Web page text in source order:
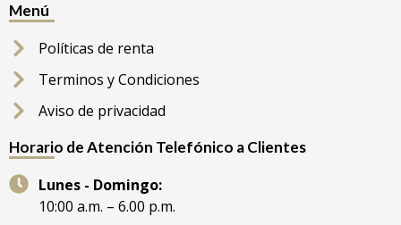
Menú
Políticas de renta
Terminos y Condiciones
Aviso de privacidad
Horario de Atención Telefónico a Clientes
Lunes - Domingo:
10:00 a.m. – 6.00 p.m.